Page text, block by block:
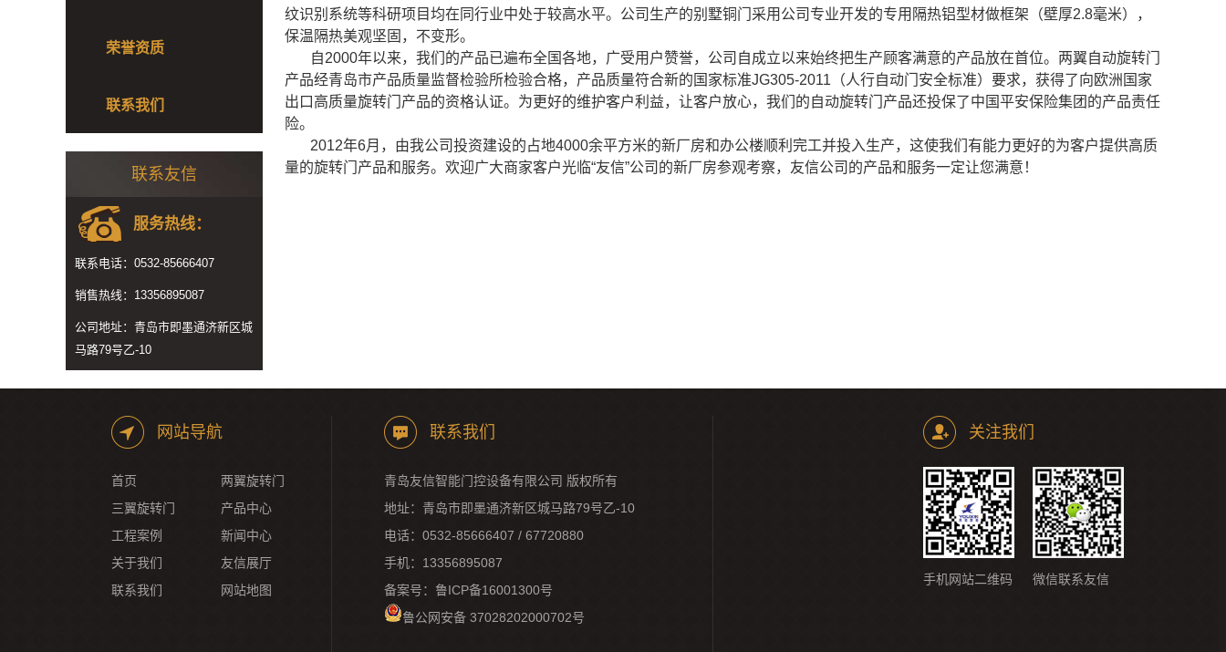
纹识别系统等科研项目均在同行业中处于较高水平。公司生产的别墅铜门采用公司专业开发的专用隔热铝型材做框架（壁厚2.8毫米），
保温隔热美观坚固，不变形。
自2000年以来，我们的产品已遍布全国各地，广受用户赞誉，公司自成立以来始终把生产顾客满意的产品放在首位。两翼自动旋转门
产品经青岛市产品质量监督检验所检验合格，产品质量符合新的国家标准JG305-2011（人行自动门安全标准）要求，获得了向欧洲国家
出口高质量旋转门产品的资格认证。为更好的维护客户利益，让客户放心，我们的自动旋转门产品还投保了中国平安保险集团的产品责任
险。
2012年6月，由我公司投资建设的占地4000余平方米的新厂房和办公楼顺利完工并投入生产，这使我们有能力更好的为客户提供高质
量的旋转门产品和服务。欢迎广大商家客户光临“友信”公司的新厂房参观考察，友信公司的产品和服务一定让您满意！
荣誉资质
联系我们
联系友信
服务热线：
联系电话：0532-85666407
销售热线：13356895087
公司地址：青岛市即墨通济新区城
马路79号乙-10
网站导航
首页
两翼旋转门
三翼旋转门
产品中心
工程案例
新闻中心
关于我们
友信展厅
联系我们
网站地图
联系我们
青岛友信智能门控设备有限公司 版权所有
地址：青岛市即墨通济新区城马路79号乙-10
电话：0532-85666407 / 67720880
手机：13356895087
备案号： 鲁ICP备16001300号
鲁公网安备 37028202000702号
关注我们
手机网站二维码 微信联系友信